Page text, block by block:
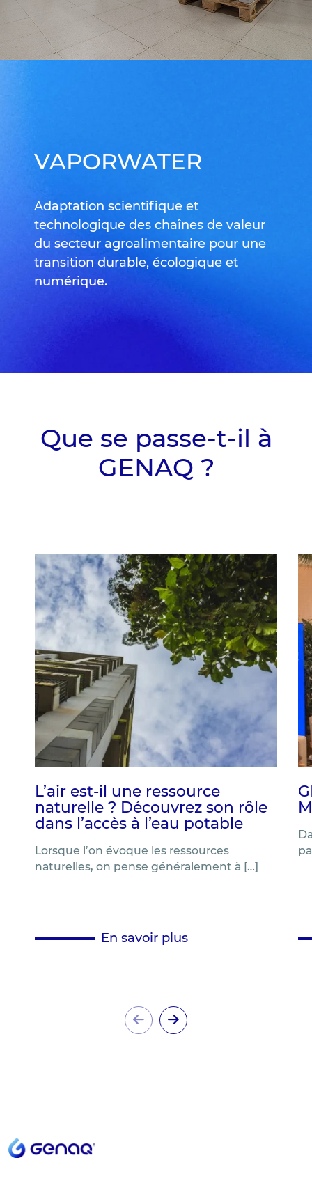
VAPORWATER
Adaptation scientifique et
technologique des chaînes de valeur
du secteur agroalimentaire pour une
transition durable, écologique et
numérique.
Que se passe-t-il à
GENAQ ?
L’air est-il une ressource
naturelle ? Découvrez son rôle
dans l’accès à l’eau potable
Lorsque l’on évoque les ressources
naturelles, on pense généralement à […]
En savoir plus